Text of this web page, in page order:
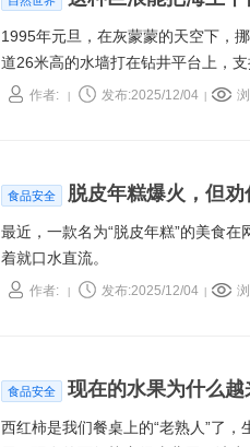
1995年元旦，在灰蒙蒙的天空下，
道26米高的水墙打在钻井平台上，
次给世人留下确凿的证据：“疯狗浪
作者: 发布:2025/12/04
食品安全 脱皮年糕爆火，但
最近，一款名为“脱皮年糕”的美食
着就口水直流。
作者: 发布:2025/12/04
食品安全 现在的水果为什么
西红柿是我们餐桌上的“老熟人”了